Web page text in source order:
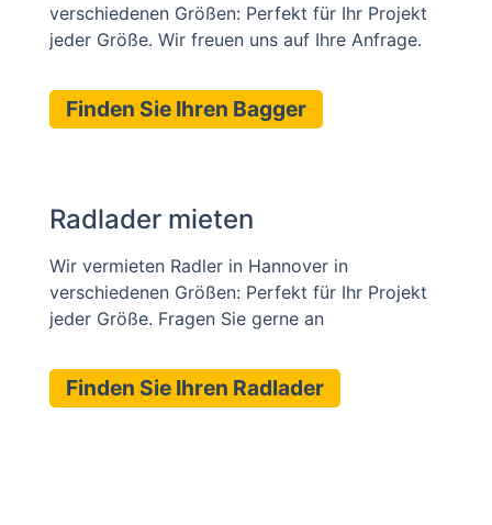
verschiedenen Größen: Perfekt für Ihr Projekt
jeder Größe. Wir freuen uns auf Ihre Anfrage.
Finden Sie Ihren Bagger
Radlader mieten
Wir vermieten Radler in Hannover in
verschiedenen Größen: Perfekt für Ihr Projekt
jeder Größe. Fragen Sie gerne an
Finden Sie Ihren Radlader